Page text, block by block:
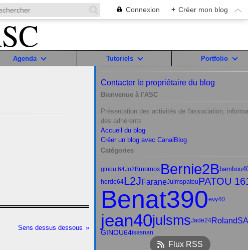
Connexion + Créer mon blog
Agenda Tutoriels Portfolio
Sens dessus dessous
Contacter le propriétaire du blog
Bienvenue à l'ASC
Présentation des activités de l'association,
des adhérents
Accueil du blog
Créer un blog avec CanalBlog
Catégories
ginou 64Jo2Bmomox Bernie2B
herde64L2JFaraneJulmspatouPATOU
Benat390evy40
jean40julsmsJade24
GINOU64isasnan
Flux RSS